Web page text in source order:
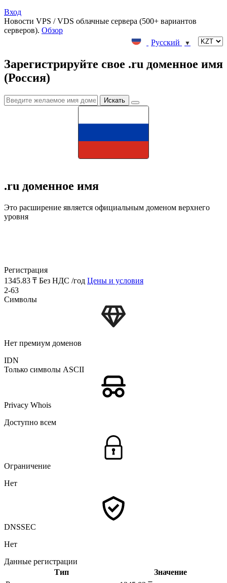
Вход
Новости VPS / VDS облачные сервера (500+ вариантов
серверов). Обзор
Русский
▼
Зарегистрируйте свое .ru доменное имя
(Россия)
.ru доменное имя
Это расширение является официальным доменом верхнего
уровня
Регистрация
1345.83 ₸ Без НДС /год Цены и условия
2-63
Символы
Нет премиум доменов
IDN
Только символы ASCII
Privacy Whois
Доступно всем
Ограничение
Нет
DNSSEC
Нет
Данные регистрации
Тип
Значение